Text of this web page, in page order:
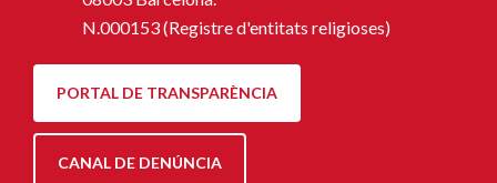
N.000153 (Registre d'entitats religioses)
PORTAL DE TRANSPARÈNCIA
CANAL DE DENÚNCIA